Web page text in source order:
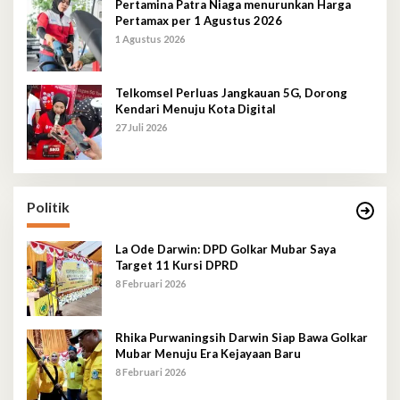
Pertamina Patra Niaga menurunkan Harga
Pertamax per 1 Agustus 2026
1 Agustus 2026
Telkomsel Perluas Jangkauan 5G, Dorong
Kendari Menuju Kota Digital
27 Juli 2026
Politik
La Ode Darwin: DPD Golkar Mubar Saya
Target 11 Kursi DPRD
8 Februari 2026
Rhika Purwaningsih Darwin Siap Bawa Golkar
Mubar Menuju Era Kejayaan Baru
8 Februari 2026